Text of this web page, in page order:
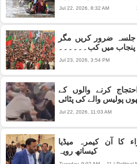
Jul 22, 2026, 8:32 AM
جلسہ ضرور کریں مگر
پنجاب میں کب۔۔۔۔۔۔
Jul 23, 2026, 3:54 PM
احتجاج کرنے والوں کے
پولیس والے کی پٹائی
Jul 22, 2026, 11:03 AM
کا آن کیمرہ میڈیا
کیساتھ رویہ